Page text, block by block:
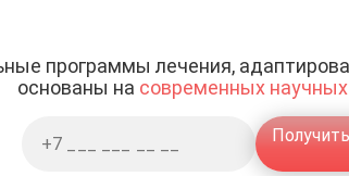
программы лечения,
основаны на современных